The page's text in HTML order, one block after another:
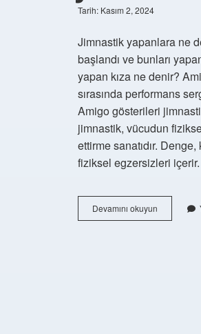
Tarih: Kasım 2, 2024
Jimnastik yapanlara ne
başlandı ve bunları
yapan kıza ne denir?
sırasında performans
Amigo gösterileri
jimnastik, vücudun
ettirme sanatıdır.
fiziksel egzersizleri
Devamını okuyun Jimnastik
Yapan